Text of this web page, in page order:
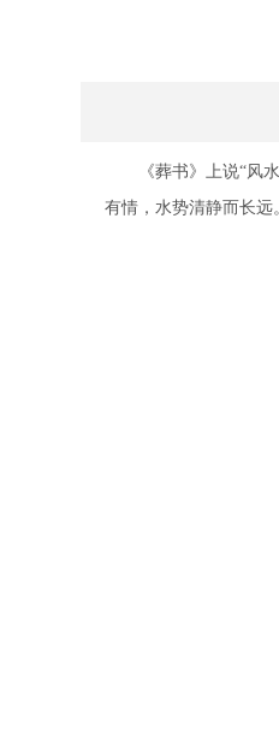
《葬书》上说“风水
有情，水势清静而长